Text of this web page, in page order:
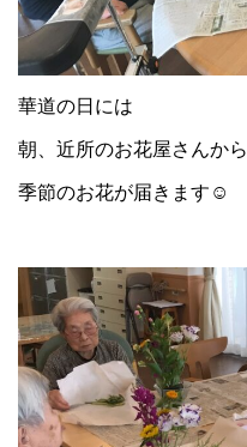
華道の日には
朝、近所のお花屋さんから
季節のお花が届きます☺